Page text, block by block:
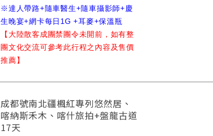
※達人帶路+隨車醫生+隨車攝影師+慶
生晚宴+網卡每日1G +耳麥+保溫瓶
【大陸散客成團禁團令未開前，如有整
團文化交流可參考此行程之內容及售價
推薦】
成都號南北疆楓紅專列悠然居、
喀納斯禾木、喀什旅拍+盤龍古道
17天